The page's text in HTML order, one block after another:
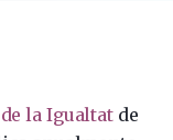
la Igualtatde